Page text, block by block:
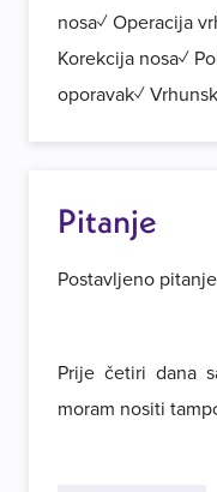
nosa✓ Operacija
Korekcija nosa✓
oporavak✓
Pitanje
Postavljeno
Prije četiri dana
moram nositi